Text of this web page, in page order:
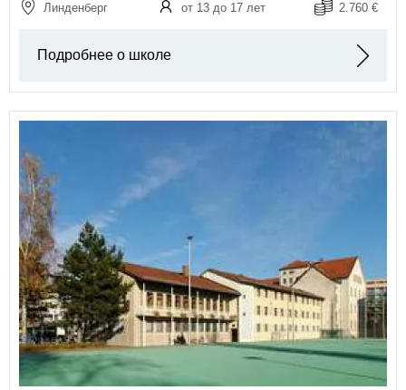
Линденберг от 13 до 17 лет 2.760 €
Подробнее о школе